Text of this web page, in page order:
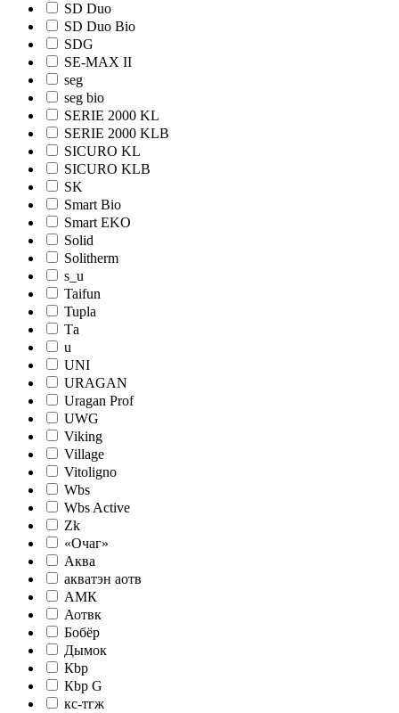
SD Duo
SD Duo Bio
SDG
SE-MAX II
seg
seg bio
SERIE 2000 KL
SERIE 2000 KLB
SICURO KL
SICURO KLB
SK
Smart Bio
Smart EKO
Solid
Solitherm
s_u
Taifun
Tupla
Tа
u
UNI
URAGAN
Uragan Prof
UWG
Viking
Village
Vitoligno
Wbs
Wbs Active
Zk
«Очаг»
Аква
акватэн аотв
АМК
Аотвк
Бобёр
Дымок
Кbр
Кbр G
кc-тгж